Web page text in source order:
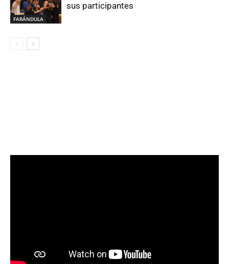
FARÁNDULA
sus participantes